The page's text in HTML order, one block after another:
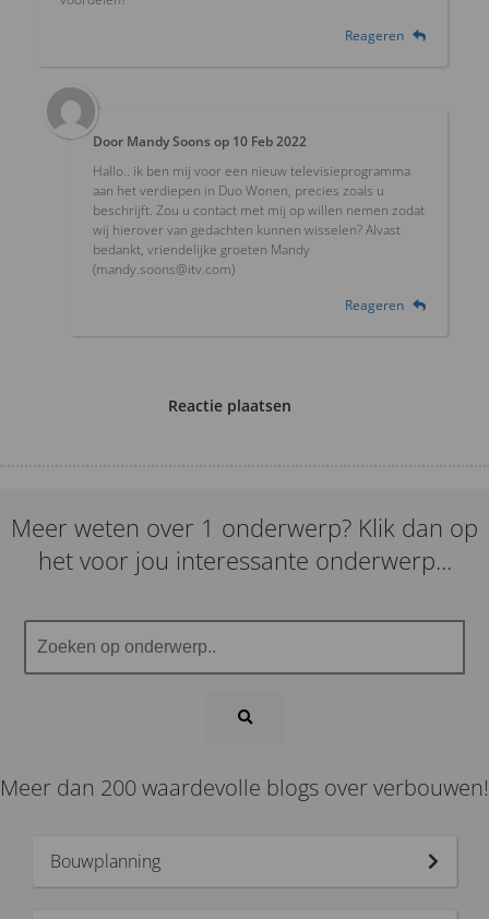
Reageren
Door Mandy Soonsop 10 Feb 2022
Hallo.. ik ben mij voor een nieuw televisieprogramma
aan het verdiepen in Duo Wonen, precies zoals u
beschrijft. Zou u contact met mij op willen nemen zodat
wij hierover van gedachten kunnen wisselen? Alvast
bedankt, vriendelijke groeten Mandy
(mandy.soons@itv.com)
Reageren
Reactie plaatsen
Meer weten over 1 onderwerp? Klik dan op
het voor jou interessante onderwerp...
Meer dan 200 waardevolle blogs over verbouwen!
Bouwplanning